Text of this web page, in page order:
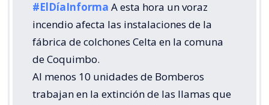
#ElDíaInforma A esta hora un voraz
incendio afecta las instalaciones de la
fábrica de colchones Celta en la comuna
de Coquimbo.
Al menos 10 unidades de Bomberos
trabajan en la extinción de las llamas que